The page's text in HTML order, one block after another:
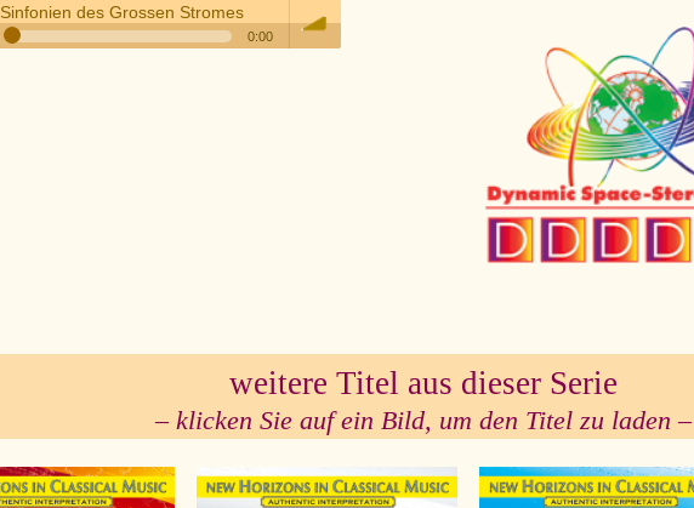
Sinfonien des Grossen Stromes
0:00
weitere Titel aus dieser Serie
– klicken Sie auf ein Bild, um den Titel zu laden –